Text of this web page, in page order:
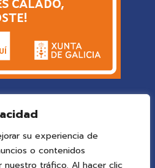
su experiencia de
o contenidos
nuestro tráfico. Al hacer clic